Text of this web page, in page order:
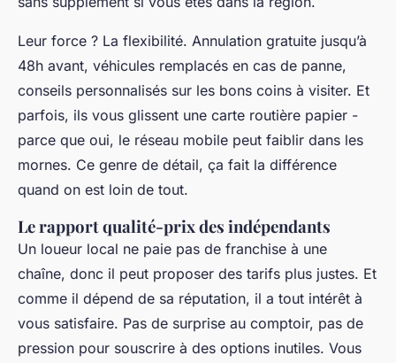
Leur force ? La flexibilité. Annulation gratuite jusqu’à
48h avant, véhicules remplacés en cas de panne,
conseils personnalisés sur les bons coins à visiter. Et
parfois, ils vous glissent une carte routière papier -
parce que oui, le réseau mobile peut faiblir dans les
mornes. Ce genre de détail, ça fait la différence
quand on est loin de tout.
Le rapport qualité-prix des indépendants
Un loueur local ne paie pas de franchise à une
chaîne, donc il peut proposer des tarifs plus justes. Et
comme il dépend de sa réputation, il a tout intérêt à
vous satisfaire. Pas de surprise au comptoir, pas de
pression pour souscrire à des options inutiles. Vous